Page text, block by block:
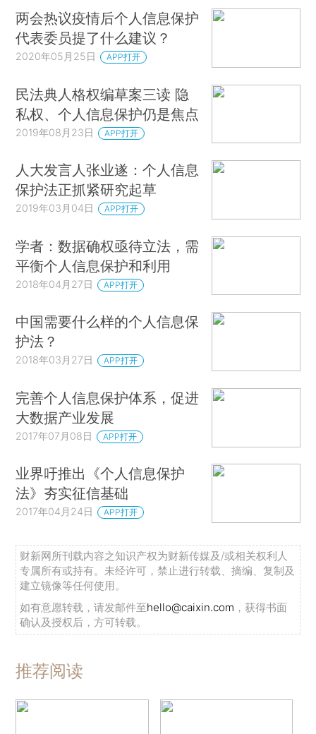
两会热议疫情后个人信息保护
代表委员提了什么建议？
2020年05月25日 APP打开
民法典人格权编草案三读 隐
私权、个人信息保护仍是焦点
2019年08月23日 APP打开
人大发言人张业遂：个人信息
保护法正抓紧研究起草
2019年03月04日 APP打开
学者：数据确权亟待立法，需
平衡个人信息保护和利用
2018年04月27日 APP打开
中国需要什么样的个人信息保
护法？
2018年03月27日 APP打开
完善个人信息保护体系，促进
大数据产业发展
2017年07月08日 APP打开
业界吁推出《个人信息保护
法》夯实征信基础
2017年04月24日 APP打开
财新网所刊载内容之知识产权为财新传媒及/或相关权利人
专属所有或持有。未经许可，禁止进行转载、摘编、复制及
建立镜像等任何使用。
如有意愿转载，请发邮件至hello@caixin.com ，获得书面
确认及授权后，方可转载。
推荐阅读